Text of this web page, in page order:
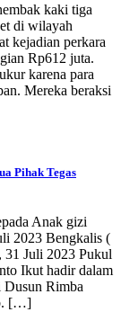
kaki tiga
di wilayah
kejadian perkara
Rp612 juta.
karena para
Mereka beraksi
Pihak Tegas
Anak gizi
2023 Bengkalis (
31 Juli 2023 Pukul
Ikut hadir dalam
Rimba
[…]